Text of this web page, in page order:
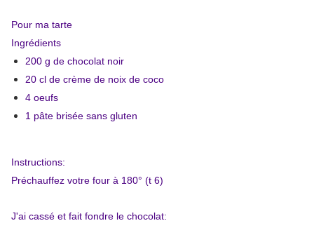
Pour ma tarte
Ingrédients
200 g de chocolat noir
20 cl de crème de noix de coco
4 oeufs
1 pâte brisée sans gluten
Instructions:
Préchauffez votre four à 180° (t 6)
J'ai cassé et fait fondre le chocolat: